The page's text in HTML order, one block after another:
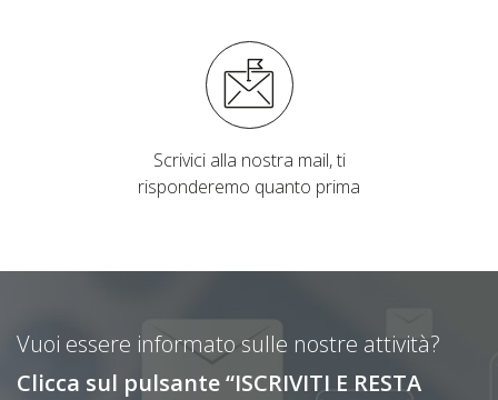
Scrivici alla nostra mail, ti
risponderemo quanto prima
Vuoi essere informato sulle nostre attività?
Clicca sul pulsante “ISCRIVITI E RESTA